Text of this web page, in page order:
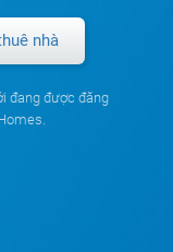
Có hơn
130
đang hoạt
Bảng xếp
nhà
đang được đăng